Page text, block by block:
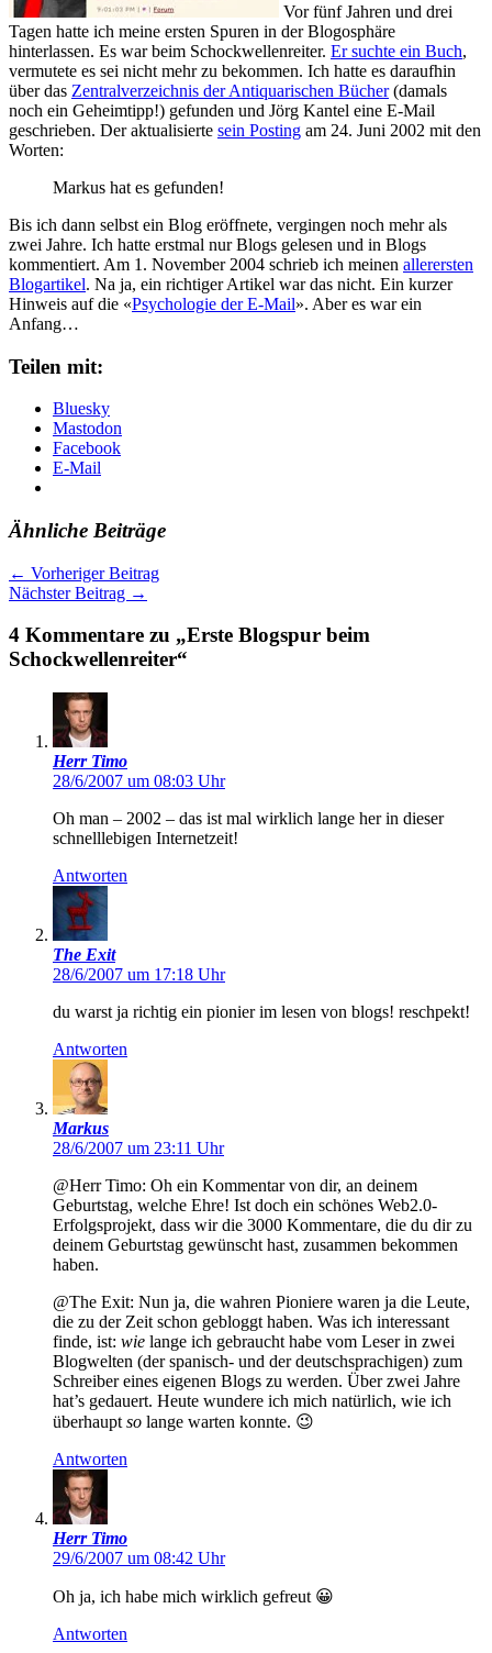
Vor fünf Jahren und drei
Tagen hatte ich meine ersten Spuren in der Blogosphäre
hinterlassen. Es war beim Schockwellenreiter. Er suchte ein Buch,
vermutete es sei nicht mehr zu bekommen. Ich hatte es daraufhin
über das Zentralverzeichnis der Antiquarischen Bücher(damals
noch ein Geheimtipp!) gefunden und Jörg Kantel eine E-Mail
geschrieben. Der aktualisierte sein Posting am 24. Juni 2002 mit den
Worten:
Markus hat es gefunden!
Bis ich dann selbst ein Blog eröffnete, vergingen noch mehr als
zwei Jahre. Ich hatte erstmal nur Blogs gelesen und in Blogs
kommentiert. Am 1. November 2004 schrieb ich meinen allerersten
Blogartikel. Na ja, ein richtiger Artikel war das nicht. Ein kurzer
Hinweis auf die «Psychologie der E-Mail». Aber es war ein
Anfang…
Teilen mit:
Bluesky
Mastodon
Facebook
E-Mail
Ähnliche Beiträge
← Vorheriger Beitrag
Nächster Beitrag →
4 Kommentare zu „Erste Blogspur beim
Schockwellenreiter“
Herr Timo
28/6/2007 um 08:03 Uhr
Oh man – 2002 – das ist mal wirklich lange her in dieser
schnelllebigen Internetzeit!
Antworten
The Exit
28/6/2007 um 17:18 Uhr
du warst ja richtig ein pionier im lesen von blogs! reschpekt!
Antworten
Markus
28/6/2007 um 23:11 Uhr
@Herr Timo: Oh ein Kommentar von dir, an deinem
Geburtstag, welche Ehre! Ist doch ein schönes Web2.0-
Erfolgsprojekt, dass wir die 3000 Kommentare, die du dir zu
deinem Geburtstag gewünscht hast, zusammen bekommen
haben.
@The Exit: Nun ja, die wahren Pioniere waren ja die Leute,
die zu der Zeit schon gebloggt haben. Was ich interessant
finde, ist: wie lange ich gebraucht habe vom Leser in zwei
Blogwelten (der spanisch- und der deutschsprachigen) zum
Schreiber eines eigenen Blogs zu werden. Über zwei Jahre
hat’s gedauert. Heute wundere ich mich natürlich, wie ich
überhaupt so lange warten konnte. 😉
Antworten
Herr Timo
29/6/2007 um 08:42 Uhr
Oh ja, ich habe mich wirklich gefreut 😀
Antworten